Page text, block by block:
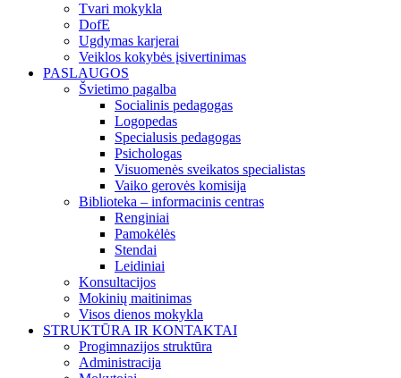
Tvari mokykla
DofE
Ugdymas karjerai
Veiklos kokybės įsivertinimas
PASLAUGOS
Švietimo pagalba
Socialinis pedagogas
Logopedas
Specialusis pedagogas
Psichologas
Visuomenės sveikatos specialistas
Vaiko gerovės komisija
Biblioteka – informacinis centras
Renginiai
Pamokėlės
Stendai
Leidiniai
Konsultacijos
Mokinių maitinimas
Visos dienos mokykla
STRUKTŪRA IR KONTAKTAI
Progimnazijos struktūra
Administracija